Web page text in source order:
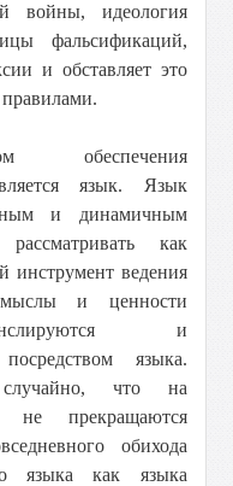
войны, идеология
фальсификаций,
и обставляет это
обеспечения
язык. Язык
и динамичным
как
инструмент ведения
и ценности
и
языка.
что на
не прекращаются
обихода
языка как языка